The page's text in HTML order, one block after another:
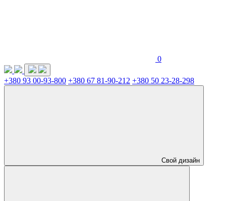
0
+380 93 00-93-800 +380 67 81-90-212 +380 50 23-28-298
Свой дизайн